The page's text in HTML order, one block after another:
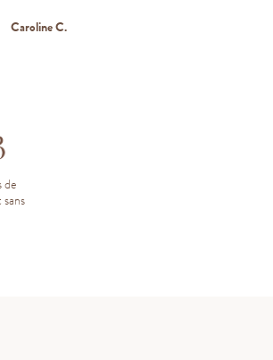
Caroline C.
de